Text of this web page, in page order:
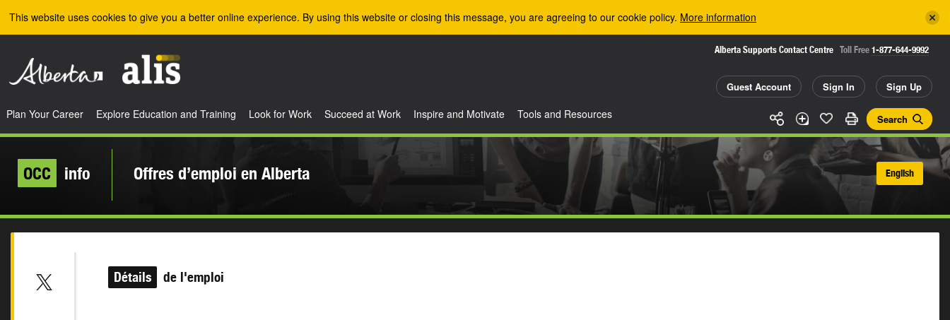
This website uses cookies to give you a better online experience. By using this website or closing this message, you are agreeing to our cookie policy. More information
Alberta Supports Contact Centre Toll Free 1-877-644-9992
Guest Account Sign In Sign Up
Search
Plan Your Career Explore Education and Training Look for Work Succeed at Work Inspire and Motivate Tools and Resources
OCC info Offres d’emploi en Alberta English
Détails de l'emploi